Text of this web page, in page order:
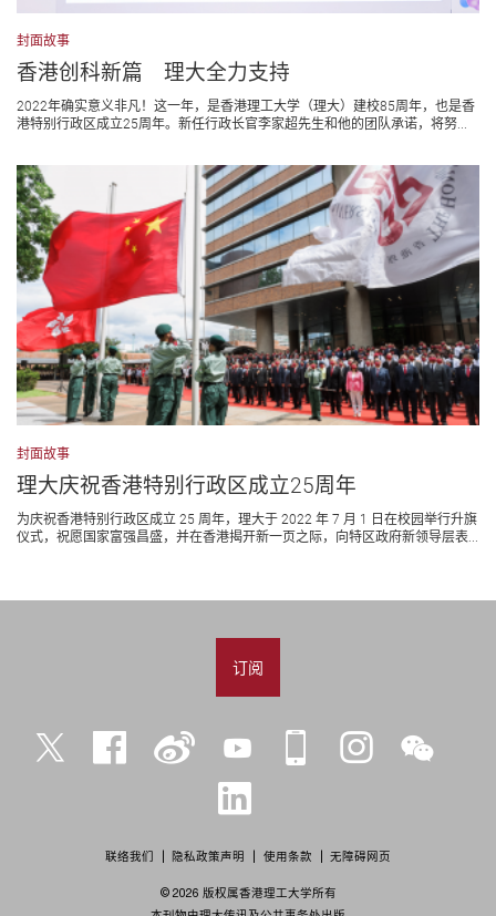
封面故事
香港创科新篇 理大全力支持
2022年确实意义非凡！这一年，是香港理工大学（理大）建校85周年，也是香
港特别行政区成立25周年。新任行政长官李家超先生和他的团队承诺，将努...
封面故事
理大庆祝香港特别行政区成立25周年
为庆祝香港特别行政区成立 25 周年，理大于 2022 年 7 月 1 日在校园举行升旗
仪式，祝愿国家富强昌盛，并在香港揭开新一页之际，向特区政府新领导层表...
联络我们 隐私政策声明 使用条款 无障碍网页
© 2026 版权属香港理工大学所有
订阅
Twitter Facebook 微
YouTube iPolyU Instagram微
LinkedIn